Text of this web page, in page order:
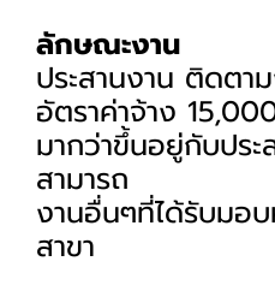
ลักษณะงาน
ประสานงาน ติดตา
อัตราค่าจ้าง
มากว่าขึ้นอยู่กับปร
สามารถ
งานอื่นๆที่ได้รับมอ
สาขา